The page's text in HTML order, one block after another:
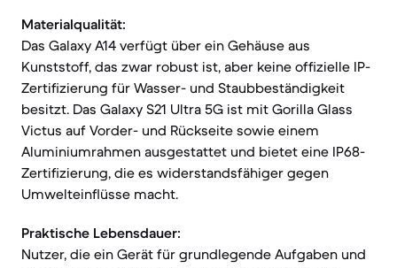
Materialqualität:
Das Galaxy A14 verfügt über ein Gehäuse aus
Kunststoff, das zwar robust ist, aber keine offizielle IP-
Zertifizierung für Wasser- und Staubbeständigkeit
besitzt. Das Galaxy S21 Ultra 5G ist mit Gorilla Glass
Victus auf Vorder- und Rückseite sowie einem
Aluminiumrahmen ausgestattet und bietet eine IP68-
Zertifizierung, die es widerstandsfähiger gegen
Umwelteinflüsse macht.
Praktische Lebensdauer:
Nutzer, die ein Gerät für grundlegende Aufgaben und